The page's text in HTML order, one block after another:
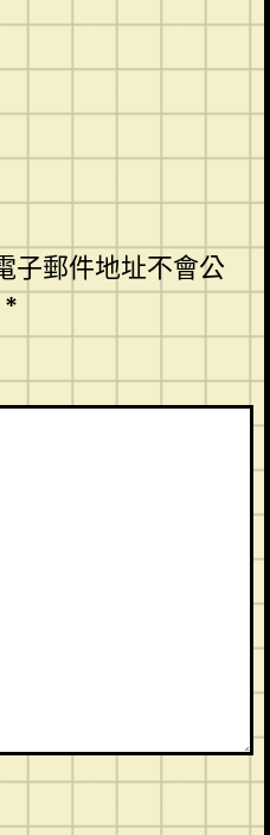
子郵件地址不會公
*